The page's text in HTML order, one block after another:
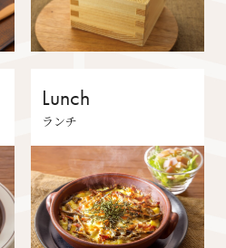
Lunch
ランチ